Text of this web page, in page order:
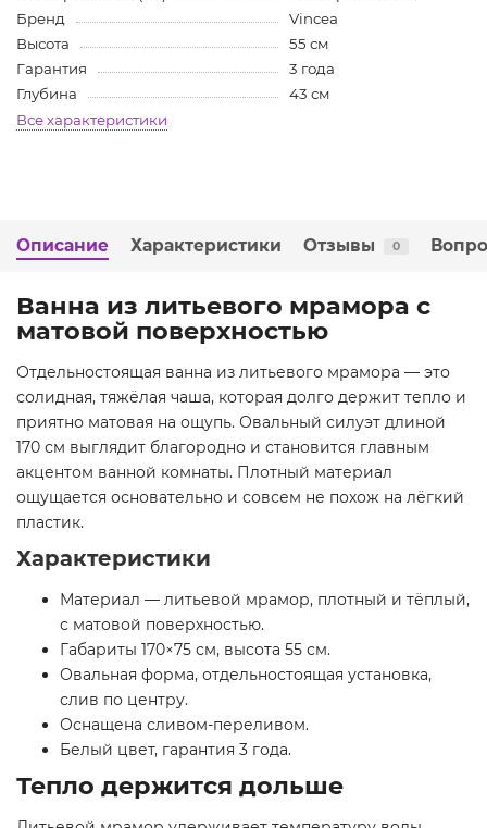
Бренд
Vincea
Высота
55 см
Гарантия
3 года
Глубина
43 см
Все характеристики
Описание Характеристики Отзывы 0
Ванна из литьевого мрамора с
матовой поверхностью
Отдельностоящая ванна из литьевого мрамора — это
солидная, тяжёлая чаша, которая долго держит тепло и
приятно матовая на ощупь. Овальный силуэт длиной
170 см выглядит благородно и становится главным
акцентом ванной комнаты. Плотный материал
ощущается основательно и совсем не похож на лёгкий
пластик.
Характеристики
Материал — литьевой мрамор, плотный и тёплый,
с матовой поверхностью.
Габариты 170×75 см, высота 55 см.
Овальная форма, отдельностоящая установка,
слив по центру.
Оснащена сливом-переливом.
Белый цвет, гарантия 3 года.
Тепло держится дольше